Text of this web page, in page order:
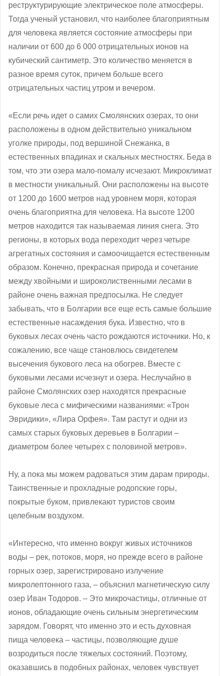
реструктурирующие электрическое поле атмосферы.
Тогда ученый установил, что наиболее благоприятным
для человека является состояние атмосферы при
наличии от 600 до 6 000 отрицательных ионов на
кубический сантиметр. Это количество меняется в
разное время суток, причем больше всего
отрицательных частиц утром и вечером.
«Если речь идет о самих Смолянских озерах, то они
расположены в одном действительно уникальном
уголке природы, под вершиной Снежанка, в
естественных впадинах и скальных местностях. Беда в
том, что эти озера мало-помалу исчезают. Микроклимат
в местности уникальный. Они расположены на высоте
от 1200 до 1600 метров над уровнем моря, которая
очень благоприятна для человека. На высоте 1200
метров находится так называемая линия снега. Это
регионы, в которых вода переходит через четыре
агрегатных состояния и самоочищается естественным
образом. Конечно, прекрасная природа и сочетание
между хвойными и широколиственными лесами в
районе очень важная предпосылка. Не следует
забывать, что в Болгарии все еще есть самые большие
естественные насаждения бука. Известно, что в
буковых лесах очень часто рождаются источники. Но, к
сожалению, все чаще становлюсь свидетелем
высечения букового леса на обогрев. Вместе с
буковыми лесами исчезнут и озера. Неслучайно в
районе Смолянских озер находятся прекрасные
буковые леса с мифическими названиями: «Трон
Эвридики», «Лира Орфея». Там растут и одни из
самых старых буковых деревьев в Болгарии –
диаметром более четырех с половиной метров».
Ну, а пока мы можем радоваться этим дарам природы.
Таинственные и прохладные родопские горы,
покрытые буком, привлекают туристов своим
целебным воздухом.
«Интересно, что именно вокруг живых источников
воды – рек, потоков, моря, но прежде всего в районе
горных озер, зарегистрировано излучение
микролептонного газа, – объяснил магнетическую силу
озер Иван Тодоров. – Это микрочастицы, отличные от
ионов, обладающие очень сильным энергетическим
зарядом. Говорят, что именно это и есть духовная
пища человека – частицы, позволяющие душе
возродиться после тяжелых состояний. Поэтому,
оказавшись в подобных районах, человек чувствует